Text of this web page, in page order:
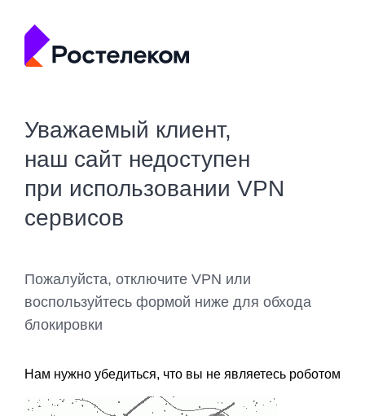
Уважаемый клиент,
наш сайт недоступен
при использовании VPN
сервисов
Пожалуйста, отключите VPN или
воспользуйтесь формой ниже для обхода
блокировки
Нам нужно убедиться, что вы не являетесь роботом